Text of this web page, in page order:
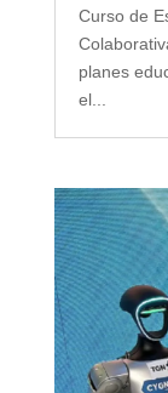
Curso de
planes
el...